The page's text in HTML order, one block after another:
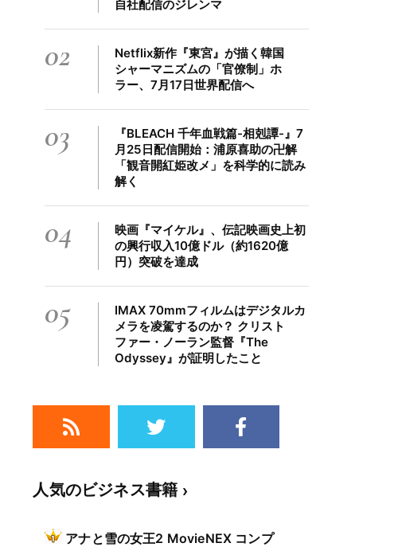
自社配信のジレンマ
02
Netflix新作『東宮』が描く韓国
シャーマニズムの「官僚制」ホ
ラー、7月17日世界配信へ
03
『BLEACH 千年血戦篇-相剋譚-』7
月25日配信開始：浦原喜助の卍解
「観音開紅姫改メ」を科学的に読み
解く
04
映画『マイケル』、伝記映画史上初
の興行収入10億ドル（約1620億
円）突破を達成
05
IMAX 70mmフィルムはデジタルカ
メラを凌駕するのか？ クリスト
ファー・ノーラン監督『The
Odyssey』が証明したこと
人気のビジネス書籍
アナと雪の女王2 MovieNEX コンプ